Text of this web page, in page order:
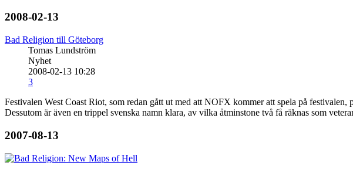
2008-02-13
Bad Religion till Göteborg
Tomas Lundström
Nyhet
2008-02-13 10:28
3
Festivalen West Coast Riot, som redan gått ut med att NOFX kommer att spela på
Dessutom är även en trippel svenska namn klara, av vilka åtminstone två få räknas som
2007-08-13